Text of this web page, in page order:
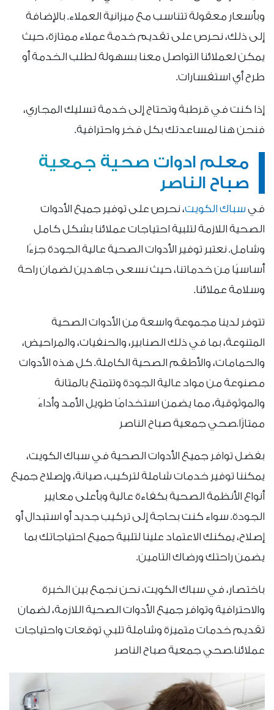
وبأسعار معقولة تتناسب مع ميزانية العملاء. بالإضافة
إلى ذلك، نحرص على تقديم خدمة عملاء ممتازة، حيث
يمكن لعملائنا التواصل معنا بسهولة لطلب الخدمة أو
طرح أي استفسارات.
إذا كنت في قرطبة وتحتاج إلى خدمة تسليك المجاري،
فنحن هنا لمساعدتك بكل فخر واحترافية.
معلم ادوات صحية جمعية
صباح الناصر
في سباك الكويت، نحرص على توفير جميع الأدوات
الصحية اللازمة لتلبية احتياجات عملائنا بشكل كامل
وشامل. نعتبر توفير الأدوات الصحية عالية الجودة جزءًا
أساسيًا من خدماتنا، حيث نسعى جاهدين لضمان راحة
وسلامة عملائنا.
تتوفر لدينا مجموعة واسعة من الأدوات الصحية
المتنوعة، بما في ذلك الصنابير، والحنفيات، والمراحيض،
والحمامات، والأطقم الصحية الكاملة. كل هذه الأدوات
مصنوعة من مواد عالية الجودة وتتمتع بالمتانة
والموثوقية، مما يضمن استخدامًا طويل الأمد وأداءً
ممتازًا.صحي جمعية صباح الناصر
بفضل توافر جميع الأدوات الصحية في سباك الكويت،
يمكننا توفير خدمات شاملة لتركيب، صيانة، وإصلاح جميع
أنواع الأنظمة الصحية بكفاءة عالية وبأعلى معايير
الجودة. سواء كنت بحاجة إلى تركيب جديد أو استبدال أو
إصلاح، يمكنك الاعتماد علينا لتلبية جميع احتياجاتك بما
يضمن راحتك ورضاك التامين.
باختصار، في سباك الكويت، نحن نجمع بين الخبرة
والاحترافية وتوافر جميع الأدوات الصحية اللازمة، لضمان
تقديم خدمات متميزة وشاملة تلبي توقعات واحتياجات
عملائنا.صحي جمعية صباح الناصر